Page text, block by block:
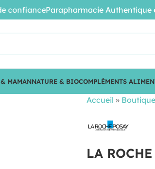
MAMANNATURE & BIOCOMPLÉMENTS
Accueil » Boutique
LA
Parapharmacie Authentique en